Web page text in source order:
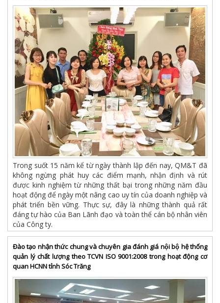
Trong suốt 15 năm kể từ ngày thành lập đến nay, QM&T đã
không ngừng phát huy các điểm mạnh, nhận định và rút
được kinh nghiệm từ những thất bại trong những năm đầu
hoạt động để ngày một nâng cao uy tín của doanh nghiệp và
phát triển bền vững. Thực sự, đây là những thành quả rất
đáng tự hào của Ban Lãnh đạo và toàn thể cán bộ nhân viên
của Công ty.
Đào tạo nhận thức chung và chuyên gia đánh giá nội bộ hệ thống
quản lý chất lượng theo TCVN ISO 9001:2008 trong hoạt động cơ
quan HCNN tỉnh Sóc Trăng